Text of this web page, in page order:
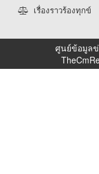
เรื่องราวร้องทุกข์
ศูนย์ข้อมูลข่